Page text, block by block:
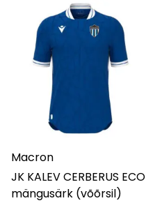
Macron
JK KALEV CERBERUS ECO
mängusärk (võõrsil)